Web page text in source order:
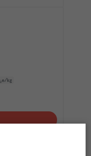
kg